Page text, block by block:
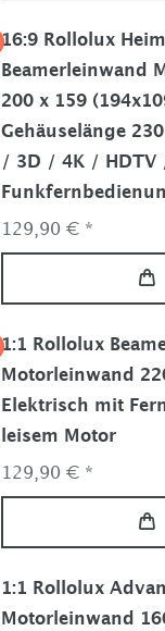
16:9 Rollolux
Beamerleinwand
200 x 159
Gehäuselänge
/ 3D / 4K / HDTV
129,90 € *
1:1 Rollolux
Motorleinwand
Elektrisch mit
leisem Motor
129,90 € *
1:1 Rollolux
Motorleinwand